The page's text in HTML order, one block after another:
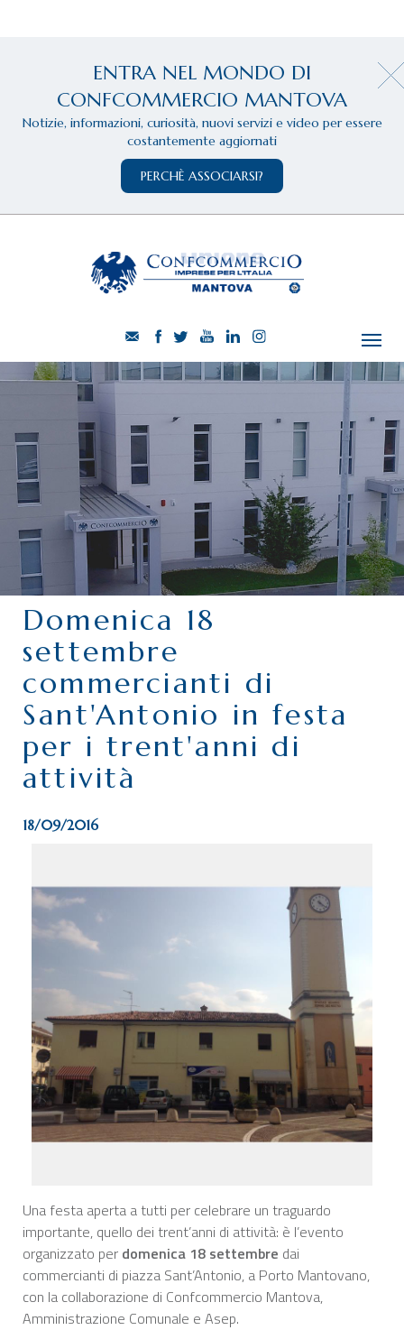
ENTRA NEL MONDO DI
CONFCOMMERCIO MANTOVA
Notizie, informazioni, curiosità, nuovi servizi e video per essere
costantemente aggiornati
PERCHÈ ASSOCIARSI?
CHI SIAMO
SERVIZI
CATEGORIE
DELEGAZIONI
ATTIVITÀ STORICHE
PERIODICO
PERCHÉ ASSOCIARSI?
DOVE SIAMO
CONTATTI
Domenica 18
settembre
commercianti di
Sant'Antonio in festa
per i trent'anni di
attività
18/09/2016
Una festa aperta a tutti per celebrare un traguardo
importante, quello dei trent’anni di attività: è l’evento
organizzato per domenica 18 settembre dai
commercianti di piazza Sant’Antonio, a Porto Mantovano,
con la collaborazione di Confcommercio Mantova,
Amministrazione Comunale e Asep.